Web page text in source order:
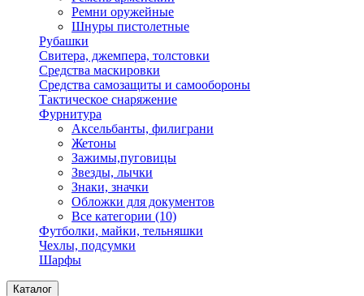
Ремни оружейные
Шнуры пистолетные
Рубашки
Свитера, джемпера, толстовки
Средства маскировки
Средства самозащиты и самообороны
Тактическое снаряжение
Фурнитура
Аксельбанты, филиграни
Жетоны
Зажимы,пуговицы
Звезды, лычки
Знаки, значки
Обложки для документов
Все категории (10)
Футболки, майки, тельняшки
Чехлы, подсумки
Шарфы
Каталог